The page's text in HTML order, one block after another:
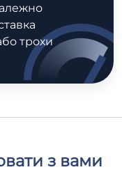
трохи
з вами